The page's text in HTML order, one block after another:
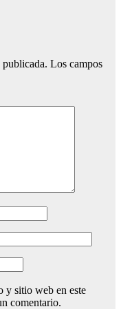
Los campos
y sitio web en este
comentario.